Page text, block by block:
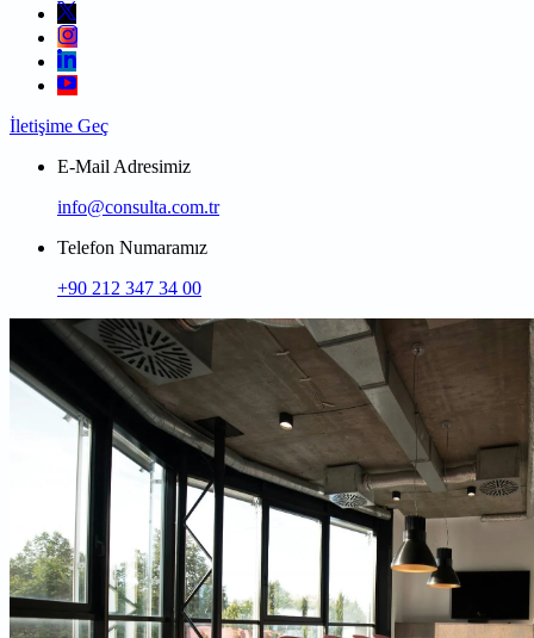
İletişime Geç
E-Mail Adresimiz
info@consulta.com.tr
Telefon Numaramız
+90 212 347 34 00